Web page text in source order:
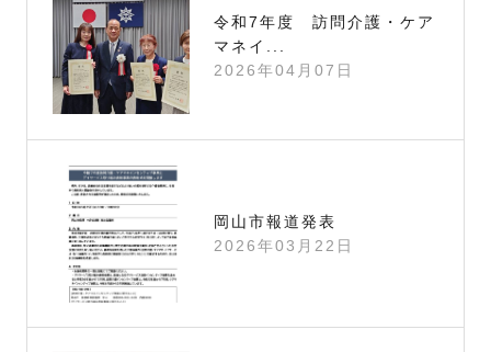
令和7年度 訪問介護・ケア
マネイ...
2026年04月07日
岡山市報道発表
2026年03月22日